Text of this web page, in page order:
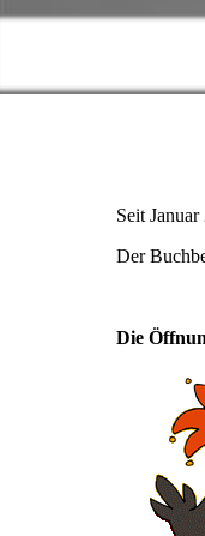
Seit
Der
Die